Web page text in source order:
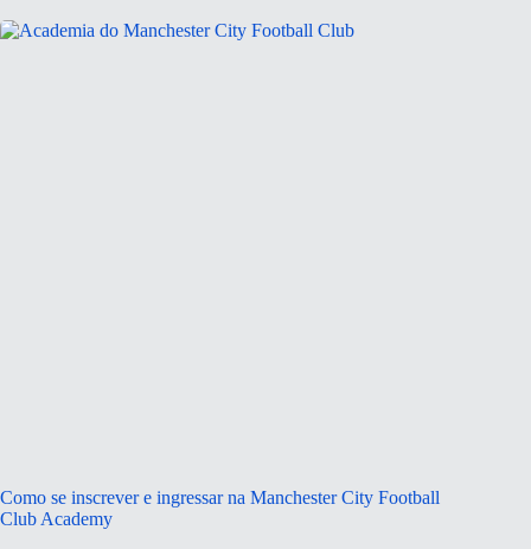
Como se inscrever e ingressar na Manchester City Football
Club Academy